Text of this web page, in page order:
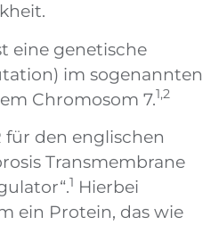
eine genetische
im sogenannten
Chromosom 7.1,2
für den englischen
Transmembrane
1 Hierbei
ein Protein, das wie